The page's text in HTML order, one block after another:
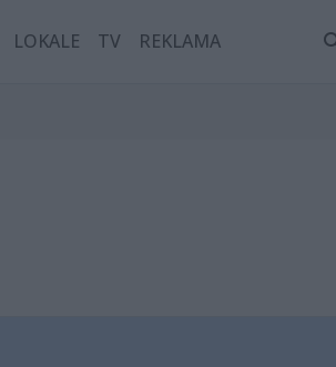
LOKALE TV REKLAMA